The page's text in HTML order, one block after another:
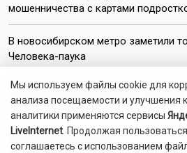
мошенничества с картами
В новосибирском метро заметили
Человека-паука
Новосибирцам объяснили, почему
горячей воды невозможно отменить
Новосибирских дачников
Мы используем файлы cookie для
анализа посещаемости и улучшения
аналитики применяются сервисы
LiveInternet . Продолжая
соглашаетесь с использованием